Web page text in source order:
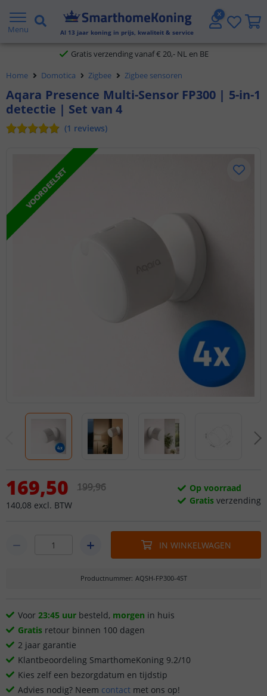
Menu Al 13 jaar koning in prijs, kwaliteit & service
2 jaar garantie
Gratis verzending vanaf € 20,- NL en BE
Klantbeoordeling 9.1
Voor 23:45 uur besteld,
Home Domotica Zigbee Zigbee sensoren
Aqara Presence Multi-Sensor FP300 | 5-in-1
detectie | Set van 4
(1 reviews)
VOORDEELSET
169,50
140,08 excl. BTW
199,96
Op voorraad
Gratis verzending
IN WINKELWAGEN
Productnummer: AQSH-FP300-4ST
Voor 23:45 uur besteld, morgen in huis
Gratis retour binnen 100 dagen
2 jaar garantie
Klantbeoordeling SmarthomeKoning 9.2/10
Kies zelf een bezorgdatum en tijdstip
Advies nodig? Neem contact met ons op!